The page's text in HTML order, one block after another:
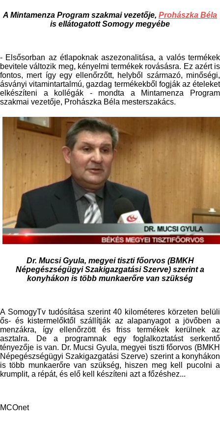
A Mintamenza Program szakmai vezetője, Prohászka Béla
is ellátogatott Somogy megyébe
- Elsősorban az étlapoknak aszezonalitása, a valós termékek
bevitele változik meg, kényelmi termékek rovásásra. Ez azért is
fontos, mert így egy ellenőrzőtt, helyből származó, minőségi,
ásványi vitamintartalmú, gazdag termékekből fogják az ételeket
elkészíteni a kollégák - mondta a Mintamenza Program
szakmai vezetője, Prohászka Béla mesterszakács.
Dr. Mucsi Gyula, megyei tiszti főorvos (BMKH
Népegészségügyi Szakigazgatási Szerve) szerint a
konyhákon is több munkaerőre van szükség
A SomogyTv tudósítása szerint 40 kilométeres körzeten belüli
ős- és kistermelőktől szállítják az alapanyagot a jövőben a
menzákra, így ellenőrzött és friss termékek kerülnek az
asztalra. De a programnak egy foglalkoztatást serkentő
tényezője is van. Dr. Mucsi Gyula, megyei tiszti főorvos (BMKH
Népegészségügyi Szakigazgatási Szerve) szerint a konyhákon
is több munkaerőre van szükség, hiszen meg kell pucolni a
krumplit, a répát, és elő kell készíteni azt a főzéshez...
MCOnet